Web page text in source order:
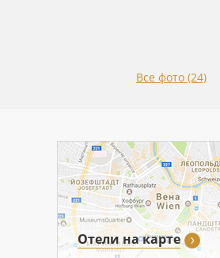
Все фото (24)
Отели на карте